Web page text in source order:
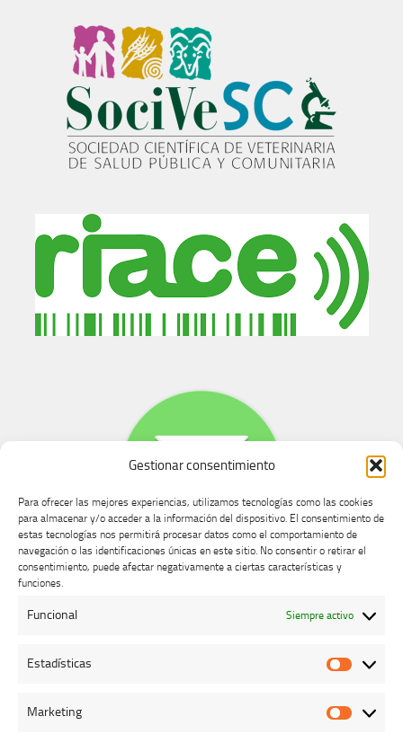
Gestionar consentimiento
Para ofrecer las mejores experiencias, utilizamos tecnologías como las cookies
para almacenar y/o acceder a la información del dispositivo. El consentimiento de
estas tecnologías nos permitirá procesar datos como el comportamiento de
navegación o las identificaciones únicas en este sitio. No consentir o retirar el
consentimiento, puede afectar negativamente a ciertas características y
funciones.
Funcional Siempre activo
Estadísticas
Marketing
Buzón de dudas, quejas y sugerencias